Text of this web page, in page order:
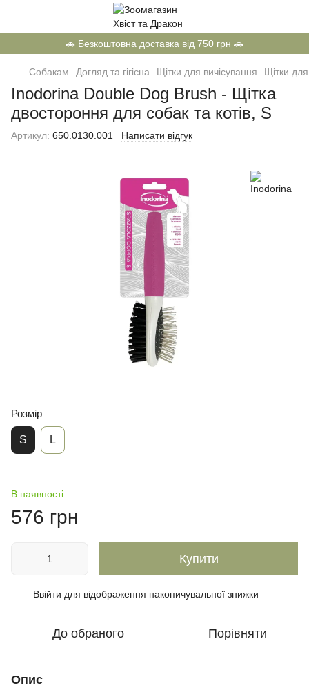
🚗 Безкоштовна доставка від 750 грн 🚗
Собакам Догляд та гігієна Щітки для вичісування Щітки
Inodorina Double Dog Brush - Щітка
двостороння для собак та котів, S
Артикул: 650.0130.001 Написати відгук
Розмір
S L
В наявності
576 грн
Купити
Ввійти для відображення накопичувальної знижки
До обраного Порівняти
Опис